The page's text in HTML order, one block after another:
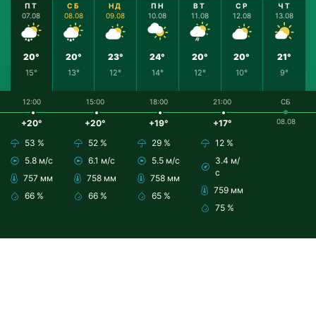
ПТ
07.08
20°
15°
СБ
08.08
20°
13°
НД
09.08
23°
12°
ПН
10.08
24°
14°
ВТ
11.08
20°
12°
СР
12.08
20°
10°
ЧТ
13.08
21°
9°
12:00
+20°
53 %
5.8 м/с
757 мм
66 %
15:00
+20°
52 %
6.1 м/с
758 мм
66 %
18:00
+19°
29 %
5.5 м/с
758 мм
65 %
21:00
+17°
12 %
3.4 м/
с
759 мм
75 %
СБ
08.08